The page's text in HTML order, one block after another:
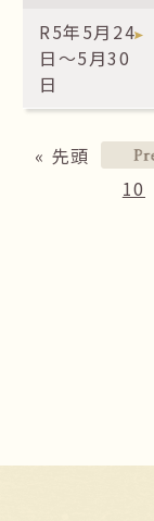
R5年5月24
日～5月30
日
« 先頭
10